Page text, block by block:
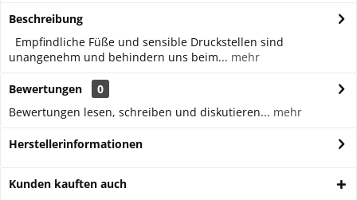
Beschreibung
Empfindliche Füße und sensible Druckstellen sind
unangenehm und behindern uns beim... mehr
Bewertungen
0
Bewertungen lesen, schreiben und diskutieren... mehr
Herstellerinformationen
Kunden kauften auch